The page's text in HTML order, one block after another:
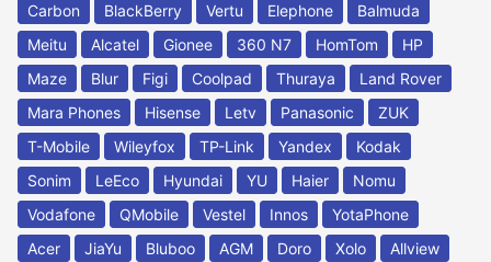
Carbon
BlackBerry Vertu Elephone
Balmuda
Meitu
Alcatel Gionee 360 N7 HomTom
HP
Maze
Blur Figi Coolpad Thuraya
Land Rover
Mara Phones
Hisense Letv Panasonic
ZUK
T-Mobile
Wileyfox TP-Link Yandex
Kodak
Sonim
LeEco Hyundai YU Haier
Nomu
Vodafone
QMobile Vestel Innos
YotaPhone
Acer
JiaYu Bluboo AGM Doro Xolo
Allview